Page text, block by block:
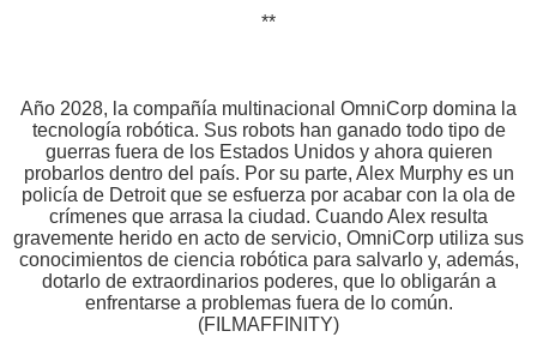
**
Año 2028, la compañía multinacional OmniCorp domina la
tecnología robótica. Sus robots han ganado todo tipo de
guerras fuera de los Estados Unidos y ahora quieren
probarlos dentro del país. Por su parte, Alex Murphy es un
policía de Detroit que se esfuerza por acabar con la ola de
crímenes que arrasa la ciudad. Cuando Alex resulta
gravemente herido en acto de servicio, OmniCorp utiliza sus
conocimientos de ciencia robótica para salvarlo y, además,
dotarlo de extraordinarios poderes, que lo obligarán a
enfrentarse a problemas fuera de lo común.
(FILMAFFINITY)